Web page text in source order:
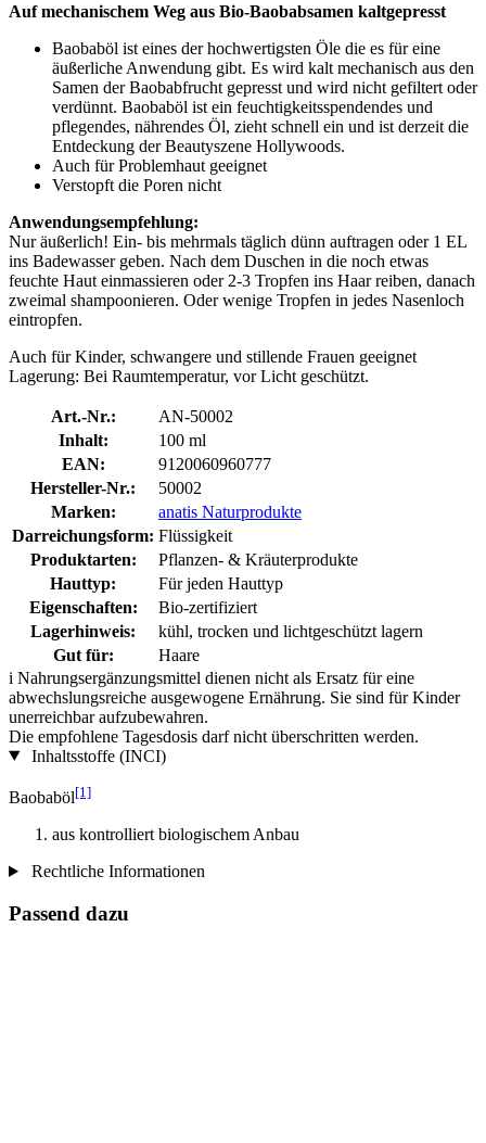
Auf mechanischem Weg aus Bio-Baobabsamen kaltgepresst
Baobaböl ist eines der hochwertigsten Öle die es für eine
äußerliche Anwendung gibt. Es wird kalt mechanisch aus den
Samen der Baobabfrucht gepresst und wird nicht gefiltert oder
verdünnt. Baobaböl ist ein feuchtigkeitsspendendes und
pflegendes, nährendes Öl, zieht schnell ein und ist derzeit die
Entdeckung der Beautyszene Hollywoods.
Auch für Problemhaut geeignet
Verstopft die Poren nicht
Anwendungsempfehlung:
Nur äußerlich! Ein- bis mehrmals täglich dünn auftragen oder 1 EL
ins Badewasser geben. Nach dem Duschen in die noch etwas
feuchte Haut einmassieren oder 2-3 Tropfen ins Haar reiben, danach
zweimal shampoonieren. Oder wenige Tropfen in jedes Nasenloch
eintropfen.
Auch für Kinder, schwangere und stillende Frauen geeignet
Lagerung: Bei Raumtemperatur, vor Licht geschützt.
Art.-Nr.:
AN-50002
Inhalt:
100 ml
EAN:
9120060960777
Hersteller-Nr.:
50002
Marken:
anatis Naturprodukte
Darreichungsform: Flüssigkeit
Produktarten:
Pflanzen- & Kräuterprodukte
Hauttyp:
Für jeden Hauttyp
Eigenschaften:
Bio-zertifiziert
Lagerhinweis:
kühl, trocken und lichtgeschützt lagern
Gut für:
Haare
i Nahrungsergänzungsmittel dienen nicht als Ersatz für eine
abwechslungsreiche ausgewogene Ernährung. Sie sind für Kinder
unerreichbar aufzubewahren.
Die empfohlene Tagesdosis darf nicht überschritten werden.
Inhaltsstoffe (INCI)
Baobaböl[1]
aus kontrolliert biologischem Anbau
Rechtliche Informationen
Passend dazu